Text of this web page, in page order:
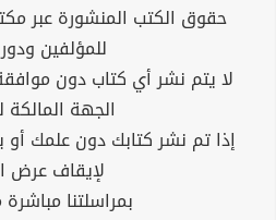
حقوق الكتب المنشورة عبر
للمؤلفين
لا يتم نشر أي كتاب دون
الجهة
إذا تم نشر كتابك دون علمك أو
لإيقاف عرض
بمراسلتنا